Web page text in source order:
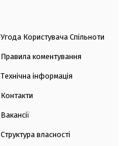
Угода Користувача Спільноти
Правила коментування
Технічна інформація
Контакти
Вакансії
Структура власності